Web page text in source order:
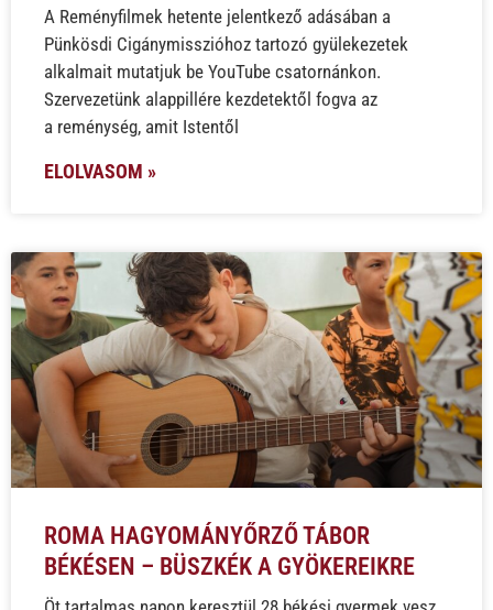
A Reményfilmek hetente jelentkező adásában a
Pünkösdi Cigánymisszióhoz tartozó gyülekezetek
alkalmait mutatjuk be YouTube csatornánkon.
Szervezetünk alappillére kezdetektől fogva az
a reménység, amit Istentől
ELOLVASOM »
ROMA HAGYOMÁNYŐRZŐ TÁBOR
BÉKÉSEN – BÜSZKÉK A GYÖKEREIKRE